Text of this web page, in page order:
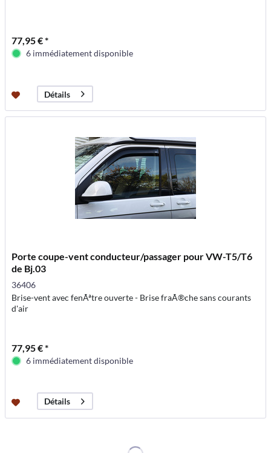
77,95 € *
6 immédiatement disponible
Détails
Porte coupe-vent conducteur/passager pour VW-T5/T6
de Bj.03
36406
Brise-vent avec fenÃªtre ouverte - Brise fraÃ®che sans courants
d'air
77,95 € *
6 immédiatement disponible
Détails